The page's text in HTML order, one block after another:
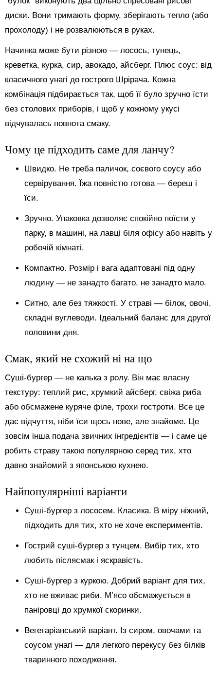
диски. Вони тримають форму, зберігають тепло (або
прохолоду) і не розвалюються в руках.
Начинка може бути різною — лосось, тунець,
креветка, курка, сир, авокадо, айсберг. Плюс соус: від
класичного унагі до гострого Шрірача. Кожна
комбінація підбирається так, щоб її було зручно їсти
без столових приборів, і щоб у кожному укусі
відчувалась повнота смаку.
Чому це підходить саме для ланчу?
Швидко. Не треба паличок, соєвого соусу або
сервірування. Їжа повністю готова — береш і
їси.
Зручно. Упаковка дозволяє спокійно поїсти у
парку, в машині, на лавці біля офісу або навіть у
робочій кімнаті.
Компактно. Розмір і вага адаптовані під одну
людину — не занадто багато, не занадто мало.
Ситно, але без тяжкості. У страві — білок, овочі,
складні вуглеводи. Ідеальний баланс для другої
половини дня.
Смак, який не схожий ні на що
Суші-бургер — не калька з ролу. Він має власну
текстуру: теплий рис, хрумкий айсберг, свіжа риба
або обсмажене куряче філе, трохи гостроти. Все це
дає відчуття, ніби їси щось нове, але знайоме. Це
зовсім інша подача звичних інгредієнтів — і саме це
робить страву такою популярною серед тих, хто
давно знайомий з японською кухнею.
Найпопулярніші варіанти
Суші-бургер з лососем. Класика. В міру ніжний,
підходить для тих, хто не хоче експериментів.
Гострий суші-бургер з тунцем. Вибір тих, хто
любить післясмак і яскравість.
Суші-бургер з куркою. Добрий варіант для тих,
хто не вживає риби. М’ясо обсмажується в
паніровці до хрумкої скоринки.
Вегетаріанський варіант. Із сиром, овочами та
соусом унагі — для легкого перекусу без білків
тваринного походження.